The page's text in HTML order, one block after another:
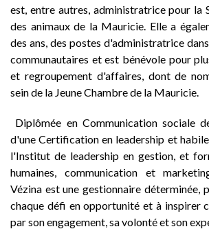
est, entre autres, administratrice pour la
des animaux de la Mauricie. Elle a
des ans, des postes d'administratrice
communautaires et est bénévole pour
et regroupement d'affaires, dont de
sein de la Jeune Chambre de la Mauricie.
Diplômée en Communication sociale
d'une Certification en leadership et
l'Institut de leadership en gestion, et
humaines, communication et
Vézina est une gestionnaire déterminée,
chaque défi en opportunité et à inspirer
par son engagement, sa volonté et son